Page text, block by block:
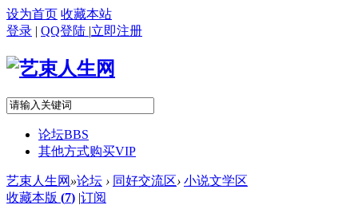
设为首页 收藏本站
登录 | QQ登陆 |立即注册
论坛BBS
其他方式购买VIP
艺束人生网 »论坛 › 同好交流区› 小说文学区
收藏本版 (7) |订阅